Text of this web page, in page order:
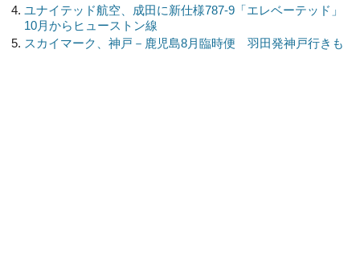
ユナイテッド航空、成田に新仕様787-9「エレベーテッド」
10月からヒューストン線
スカイマーク、神戸－鹿児島8月臨時便 羽田発神戸行きも